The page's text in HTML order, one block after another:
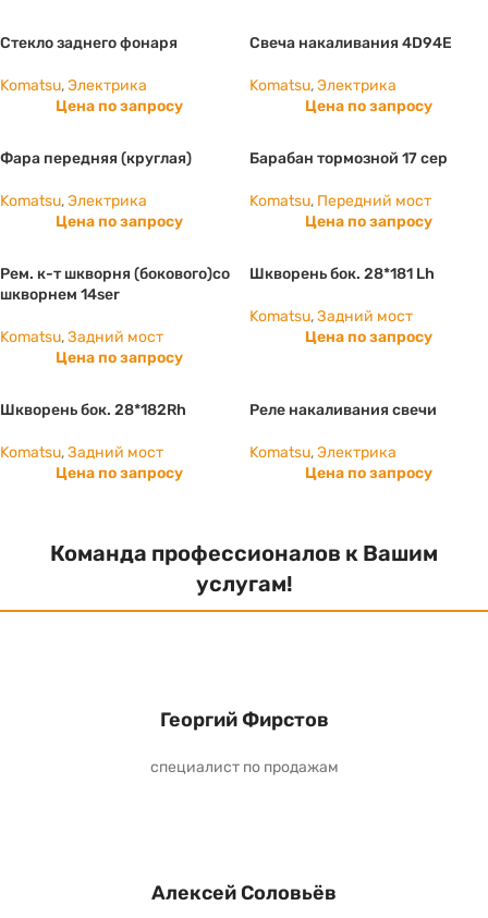
Стекло заднего фонаря
Komatsu,Электрика
Цена по запросу
Свеча накаливания 4D94E
Komatsu,Электрика
Цена по запросу
Фара передняя (круглая)
Komatsu,Электрика
Цена по запросу
Барабан тормозной 17 сер
Komatsu, Передний мост
Цена по запросу
Рем. к-т шкворня (бокового)со
шкворнем 14ser
Komatsu,Задний мост
Цена по запросу
Шкворень бок. 28*181 Lh
Komatsu,Задний мост
Цена по запросу
Шкворень бок. 28*182Rh
Komatsu,Задний мост
Цена по запросу
Реле накаливания свечи
Komatsu,Электрика
Цена по запросу
Команда профессионалов к Вашим
услугам!
Георгий Фирстов
специалист по продажам
Алексей Соловьёв